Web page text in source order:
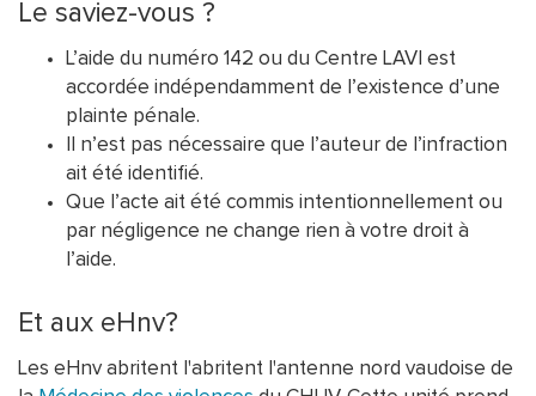
Le saviez-vous ?
L’aide du numéro 142 ou du Centre LAVI est
accordée indépendamment de l’existence d’une
plainte pénale.
Il n’est pas nécessaire que l’auteur de l’infraction
ait été identifié.
Que l’acte ait été commis intentionnellement ou
par négligence ne change rien à votre droit à
l’aide.
Et aux eHnv?
Les eHnv abritent l'abritent l'antenne nord vaudoise de